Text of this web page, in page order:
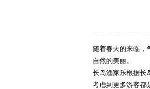
随着春天的来临，
自然的美丽。
长岛渔家乐根据长
考虑到更多游客都